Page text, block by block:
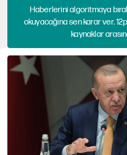
Haberlerini algoritmaya
okuyacağına sen karar ver.
kaynaklar